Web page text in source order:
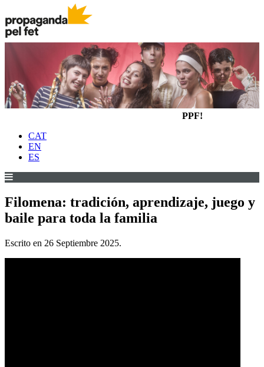
PPF!
CAT
EN
ES
Filomena: tradición, aprendizaje, juego y
baile para toda la familia
Escrito en 26 Septiembre 2025.